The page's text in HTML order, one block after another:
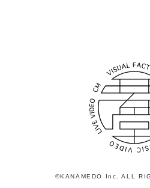
©KANAMEDO Inc. ALL